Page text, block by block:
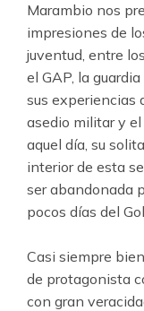
Marambio nos
impresiones de
juventud, entre
el GAP, la
sus experiencias
asedio militar y
aquel día, su
interior de esta
ser abandonada
pocos días del
Casi siempre
de protagonista
con gran